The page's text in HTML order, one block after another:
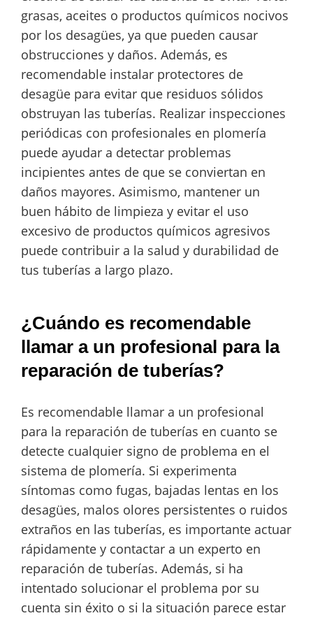
grasas, aceites o productos químicos nocivos
por los desagües, ya que pueden causar
obstrucciones y daños. Además, es
recomendable instalar protectores de
desagüe para evitar que residuos sólidos
obstruyan las tuberías. Realizar inspecciones
periódicas con profesionales en plomería
puede ayudar a detectar problemas
incipientes antes de que se conviertan en
daños mayores. Asimismo, mantener un
buen hábito de limpieza y evitar el uso
excesivo de productos químicos agresivos
puede contribuir a la salud y durabilidad de
tus tuberías a largo plazo.
¿Cuándo es recomendable
llamar a un profesional para la
reparación de tuberías?
Es recomendable llamar a un profesional
para la reparación de tuberías en cuanto se
detecte cualquier signo de problema en el
sistema de plomería. Si experimenta
síntomas como fugas, bajadas lentas en los
desagües, malos olores persistentes o ruidos
extraños en las tuberías, es importante actuar
rápidamente y contactar a un experto en
reparación de tuberías. Además, si ha
intentado solucionar el problema por su
cuenta sin éxito o si la situación parece estar